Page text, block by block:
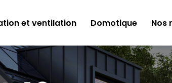
et ventilation Domotique Nos
Électricité